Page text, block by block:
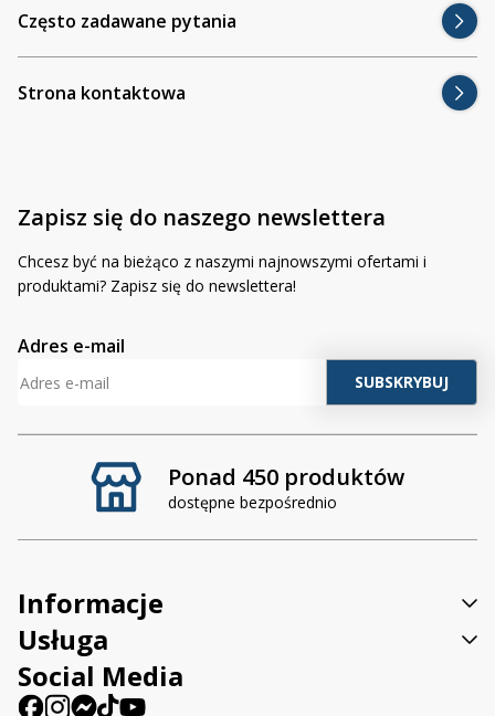
Ponad 450 produktów
dostępne bezpośrednio
Często zadawane pytania
Strona kontaktowa
Zapisz się do naszego newslettera
Chcesz być na bieżąco z naszymi najnowszymi ofertami i
produktami? Zapisz się do newslettera!
Adres e-mail
Informacje
Usługa
Social Media